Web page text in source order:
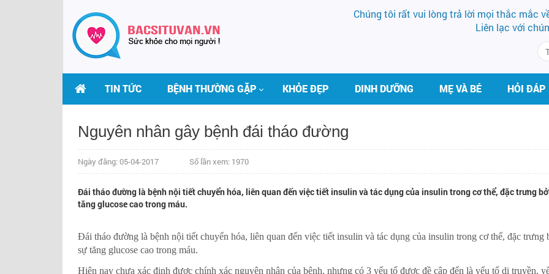
Chúng tôi rất vui lòng trả lời mọi thắc mắc
Liên lạc với
TIN TỨC BỆNH THƯỜNG GẶP KHỎE ĐẸP DINH DƯỠNG MẸ VÀ BÉ HỎI ĐÁP
Nguyên nhân gây bệnh đái tháo đường
Ngày đăng: 05-04-2017 Số lần xem: 1970
Đái tháo đường là bệnh nội tiết chuyển hóa, liên quan đến việc tiết insulin và tác dụng của insulin trong cơ thể, đặc trưng
tăng glucose cao trong máu.
Đái tháo đường là bệnh nội tiết chuyển hóa, liên quan đến việc tiết insulin và tác dụng của insulin trong cơ thể, đặc trưng
sự tăng glucose cao trong máu.
Hiện nay chưa xác định được chính xác nguyên nhân của bệnh, nhưng có 3 yếu tố được đề cập đến là yếu tố di truyền,
THS.BS LÊ THỊ HẢI BS VŨ VĂN LỰC
BS CK II PHẠM